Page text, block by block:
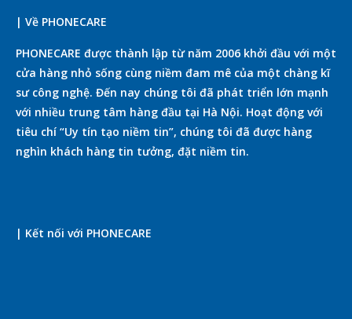
| Về PHONECARE
PHONECARE được thành lập từ năm 2006 khởi đầu với một
cửa hàng nhỏ sống cùng niềm đam mê của một chàng kĩ
sư công nghệ. Đến nay chúng tôi đã phát triển lớn mạnh
với nhiều trung tâm hàng đầu tại Hà Nội. Hoạt động với
tiêu chí “Uy tín tạo niềm tin”, chúng tôi đã được hàng
nghìn khách hàng tin tưởng, đặt niềm tin.
| Kết nối với PHONECARE